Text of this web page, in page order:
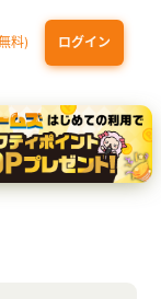
料) ログイン
子さま用口座